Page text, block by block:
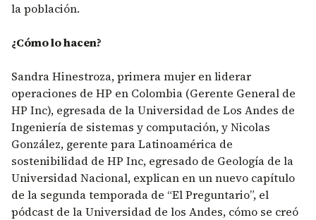
la población.
¿Cómo lo hacen?
Sandra Hinestroza, primera mujer en liderar
operaciones de HP en Colombia (Gerente General de
HP Inc), egresada de la Universidad de Los Andes de
Ingeniería de sistemas y computación, y Nicolas
González, gerente para Latinoamérica de
sostenibilidad de HP Inc, egresado de Geología de la
Universidad Nacional, explican en un nuevo capítulo
de la segunda temporada de “El Preguntario”, el
pódcast de la Universidad de los Andes, cómo se creó